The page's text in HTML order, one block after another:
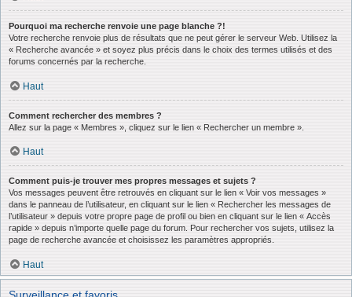
Pourquoi ma recherche renvoie une page blanche ?!
Votre recherche renvoie plus de résultats que ne peut gérer le serveur Web. Utilisez la
« Recherche avancée » et soyez plus précis dans le choix des termes utilisés et des
forums concernés par la recherche.
Haut
Comment rechercher des membres ?
Allez sur la page « Membres », cliquez sur le lien « Rechercher un membre ».
Haut
Comment puis-je trouver mes propres messages et sujets ?
Vos messages peuvent être retrouvés en cliquant sur le lien « Voir vos messages »
dans le panneau de l’utilisateur, en cliquant sur le lien « Rechercher les messages de
l’utilisateur » depuis votre propre page de profil ou bien en cliquant sur le lien « Accès
rapide » depuis n’importe quelle page du forum. Pour rechercher vos sujets, utilisez la
page de recherche avancée et choisissez les paramètres appropriés.
Haut
Surveillance et favoris